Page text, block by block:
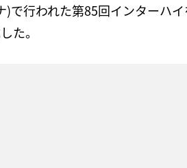
で行われた第85回インターハ
た。